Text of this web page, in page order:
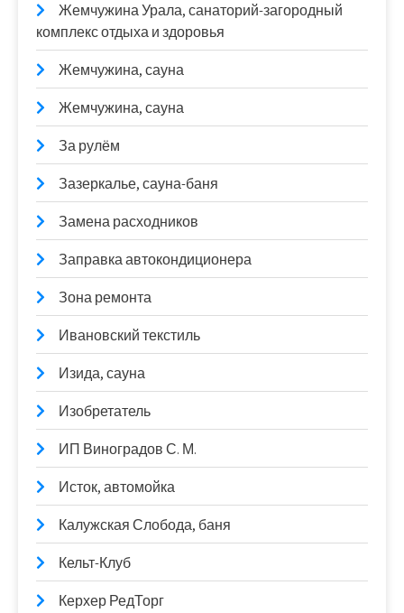
Жемчужина Урала, санаторий-загородный
комплекс отдыха и здоровья
Жемчужина, сауна
Жемчужина, сауна
За рулём
Зазеркалье, сауна-баня
Замена расходников
Заправка автокондиционера
Зона ремонта
Ивановский текстиль
Изида, сауна
Изобретатель
ИП Виноградов С. М.
Исток, автомойка
Калужская Слобода, баня
Кельт-Клуб
Керхер РедТорг